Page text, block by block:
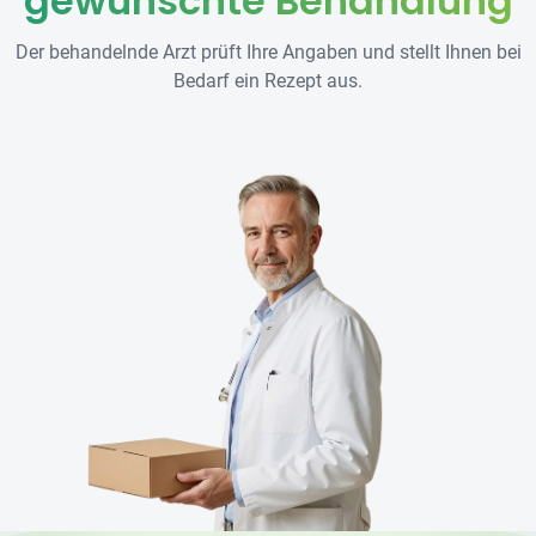
Der behandelnde Arzt prüft Ihre Angaben und stellt Ihnen bei
Bedarf ein Rezept aus.